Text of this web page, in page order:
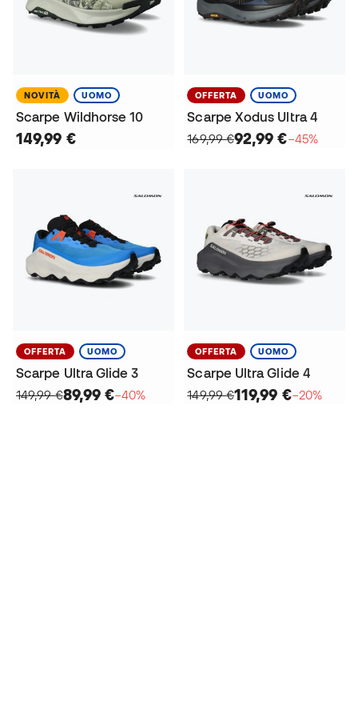
NOVITÀ UOMO
Scarpe Wildhorse 10
149,99 €
OFFERTA UOMO
Scarpe Xodus Ultra 4
169,99 €92,99 €−45%
OFFERTA UOMO
Scarpe Ultra Glide 3
149,99 €89,99 €−40%
OFFERTA UOMO
Scarpe Ultra Glide 4
149,99 €119,99 €−20%